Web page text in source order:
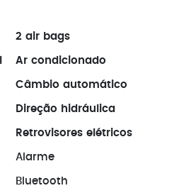
2 air bags
Ar condicionado
Câmbio automático
Direção hidráulica
Retrovisores elétricos
Alarme
Bluetooth